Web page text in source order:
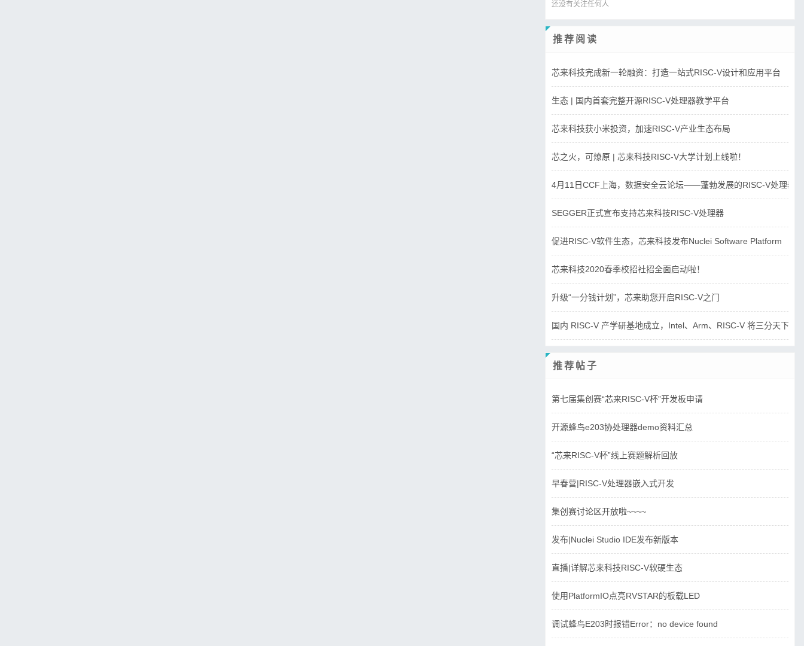
还没有关注任何人
推荐阅读
芯来科技完成新一轮融资：打造一站式RISC-V设计和应用平台
生态 | 国内首套完整开源RISC-V处理器教学平台
芯来科技获小米投资，加速RISC-V产业生态布局
芯之火，可燎原 | 芯来科技RISC-V大学计划上线啦！
4月11日CCF上海，数据安全云论坛——蓬勃发展的RISC-V处理器
SEGGER正式宣布支持芯来科技RISC-V处理器
促进RISC-V软件生态，芯来科技发布Nuclei Software Platform
芯来科技2020春季校招社招全面启动啦！
升级“一分钱计划”，芯来助您开启RISC-V之门
国内 RISC-V 产学研基地成立，Intel、Arm、RISC-V 将三分天下？
推荐帖子
第七届集创赛“芯来RISC-V杯”开发板申请
开源蜂鸟e203协处理器demo资料汇总
“芯来RISC-V杯”线上赛题解析回放
早春营|RISC-V处理器嵌入式开发
集创赛讨论区开放啦~~~~
发布|Nuclei Studio IDE发布新版本
直播|详解芯来科技RISC-V软硬生态
使用PlatformIO点亮RVSTAR的板载LED
调试蜂鸟E203时报错Error：no device found